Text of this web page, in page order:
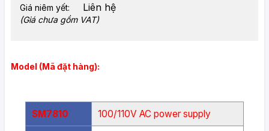
Giá niêm yết: Liên hệ
(Giá chưa gồm VAT)
Model (Mã đặt hàng):
SM7810 100/110V AC power supply